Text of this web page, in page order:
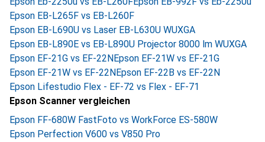
Epson EB-L265F vs EB-L260F
Epson EB-L690U vs Laser EB-L630U WUXGA
Epson EB-L890E vs EB-L890U Projector 8000 lm WUXGA
Epson EF-21G vs EF-22NEpson EF-21W vs EF-21G
Epson EF-21W vs EF-22NEpson EF-22B vs EF-22N
Epson Lifestudio Flex - EF-72 vs Flex - EF-71
Epson Scanner vergleichen
Epson FF-680W FastFoto vs WorkForce ES-580W
Epson Perfection V600 vs V850 Pro